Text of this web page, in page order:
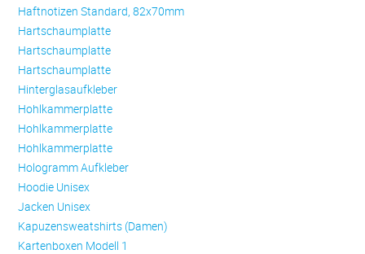
Haftnotizen Standard, 82x70mm
Hartschaumplatte
Hartschaumplatte
Hartschaumplatte
Hinterglasaufkleber
Hohlkammerplatte
Hohlkammerplatte
Hohlkammerplatte
Hologramm Aufkleber
Hoodie Unisex
Jacken Unisex
Kapuzensweatshirts (Damen)
Kartenboxen Modell 1